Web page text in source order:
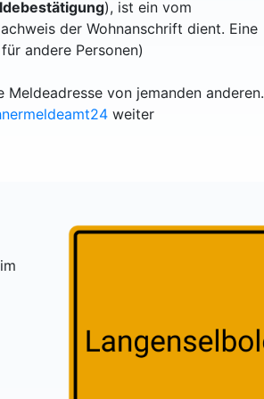
), ist ein vom
der Wohnanschrift dient. Eine
andere Personen)
von jemanden anderen.
weiter